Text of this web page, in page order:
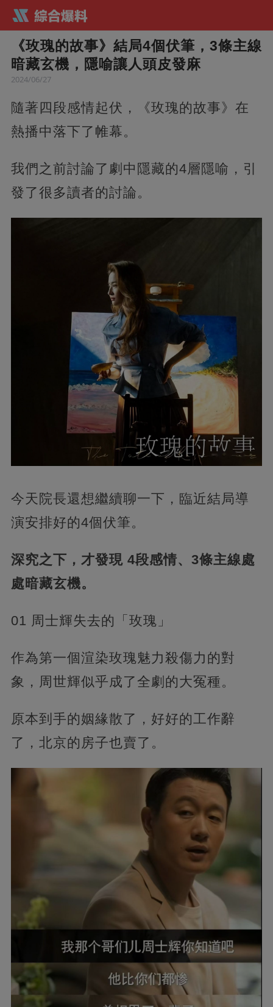
《玫瑰的故事》結局4個伏筆，3條主線
暗藏玄機，隱喻讓人頭皮發麻
2024/06/27
隨著四段感情起伏，《玫瑰的故事》在
熱播中落下了帷幕。
我們之前討論了劇中隱藏的4層隱喻，引
發了很多讀者的討論。
今天院長還想繼續聊一下，臨近結局導
演安排好的4個伏筆。
深究之下，才發現 4段感情、3條主線處
處暗藏玄機。
01 周士輝失去的「玫瑰」
作為第一個渲染玫瑰魅力殺傷力的對
象，周世輝似乎成了全劇的大冤種。
原本到手的姻緣散了，好好的工作辭
了，北京的房子也賣了。